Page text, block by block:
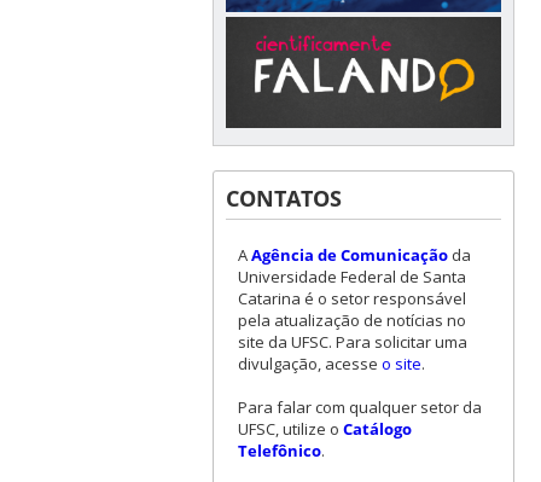
CONTATOS
AAgência de Comunicaçãoda
Universidade Federal de Santa
Catarina é o setor responsável
pela atualização de notícias no
site da UFSC. Para solicitar uma
divulgação, acesse o site.
Para falar com qualquer setor da
UFSC, utilize o Catálogo
Telefônico.